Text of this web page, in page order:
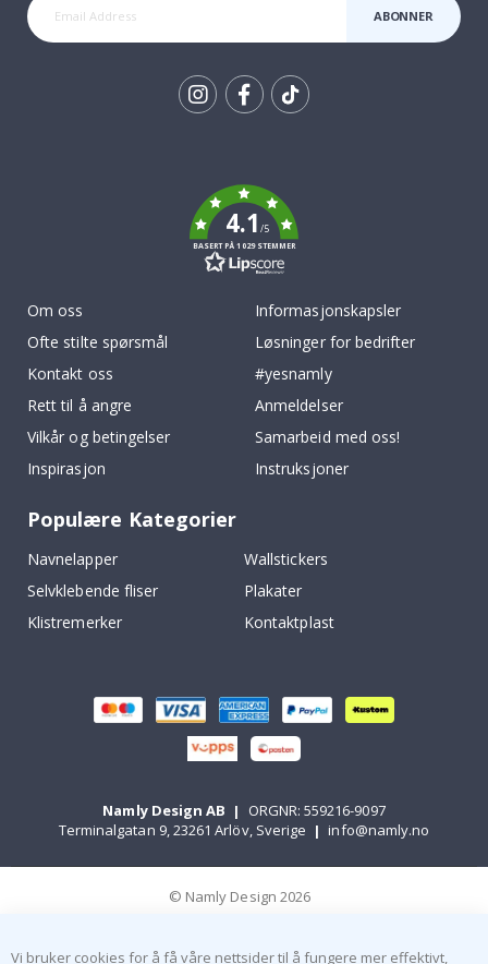
ABONNER
4.1/5
BASERT PÅ 1029 STEMMER
Om oss
Ofte stilte spørsmål
Kontakt oss
Rett til å angre
Vilkår og betingelser
Inspirasjon
Informasjonskapsler
Løsninger for bedrifter
#yesnamly
Anmeldelser
Samarbeid med oss!
Instruksjoner
Populære Kategorier
Navnelapper
Wallstickers
Selvklebende fliser
Plakater
Klistremerker
Kontaktplast
Namly Design AB |
ORGNR: 559216-9097
Terminalgatan 9, 23261 Arlöv, Sverige | info@namly.no
© Namly Design 2026
Vi bruker cookies for å få våre nettsider til å fungere mer effektivt,